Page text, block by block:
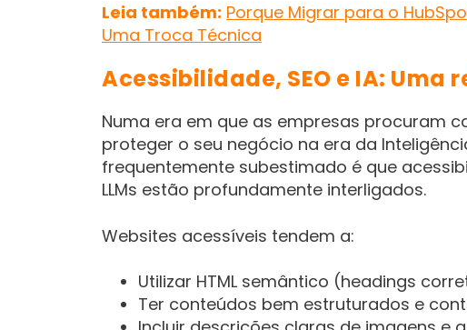
Leia também: Porque Migrar para o
Uma Troca Técnica
Acessibilidade, SEO e IA: Uma
Numa era em que as empresas procuram
proteger o seu negócio na era da
frequentemente subestimado é que
LLMs estão profundamente interligados.
Websites acessíveis tendem a:
Utilizar HTML semântico (headings
Ter conteúdos bem estruturados e